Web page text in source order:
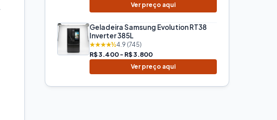
Ver preço aqui
Geladeira Samsung Evolution RT38
Inverter 385L
★★★★½4.9 (745)
R$ 3.400 - R$ 3.800
Ver preço aqui